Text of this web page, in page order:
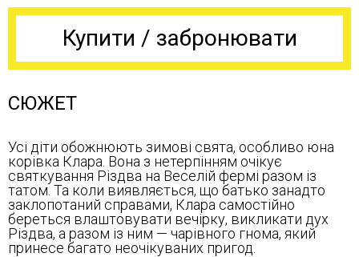
Купити / забронювати
СЮЖЕТ
Усі діти обожнюють зимові свята, особливо юна
корівка Клара. Вона з нетерпінням очікує
святкування Різдва на Веселій фермі разом із
татом. Та коли виявляється, що батько занадто
заклопотаний справами, Клара самостійно
береться влаштовувати вечірку, викликати дух
Різдва, а разом із ним — чарівного гнома, який
принесе багато неочікуваних пригод.